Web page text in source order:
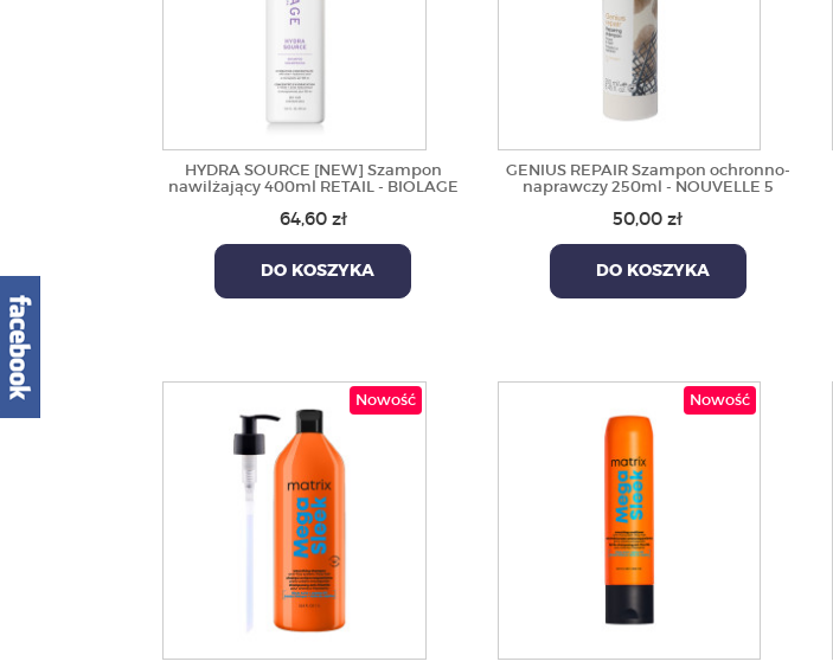
HYDRA SOURCE [NEW] Szampon
nawilżający 400ml RETAIL - BIOLAGE
64,60 zł
DO KOSZYKA
GENIUS REPAIR Szampon ochronno-
naprawczy 250ml - NOUVELLE 5
50,00 zł
DO KOSZYKA
Nowość Nowość